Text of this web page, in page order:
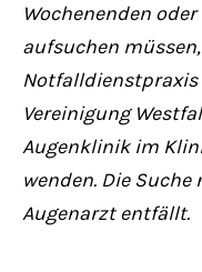
Drop us a
About us
Lorem ipsum
adipiscing elit.
Wochenenden
aufsuchen
Vereinigung
Augenklinik im
wenden. Die
Augenarzt entfällt.